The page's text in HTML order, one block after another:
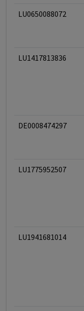
LU0650088072
LU1417813836
DE0008474297
LU1775952507
LU1941681014